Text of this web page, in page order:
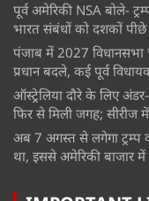
पूर्व अमेरिकी NSA बोले-
भारत संबंधों को दशकों
पंजाब में 2027
प्रधान बदले, कई पूर्व
ऑस्ट्रेलिया दौरे के लिए
फिर से मिली जगह;
अब 7 अगस्त से लगेगा ट्रम्प
था, इससे अमेरिकी बाजार में